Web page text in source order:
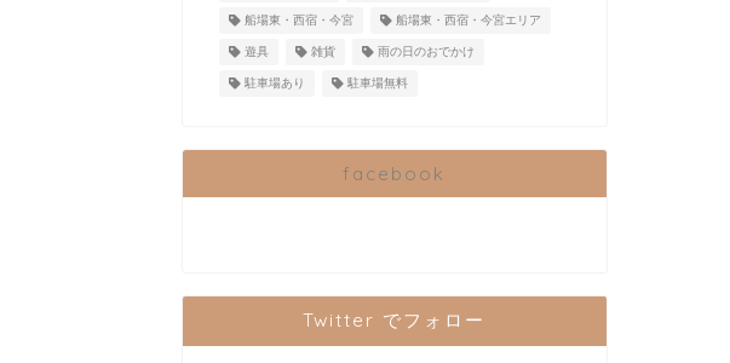
船場東・西宿・今宮 船場東・西宿・今宮エリア
遊具 雑貨 雨の日のおでかけ
駐車場あり 駐車場無料
facebook
Twitter でフォロー